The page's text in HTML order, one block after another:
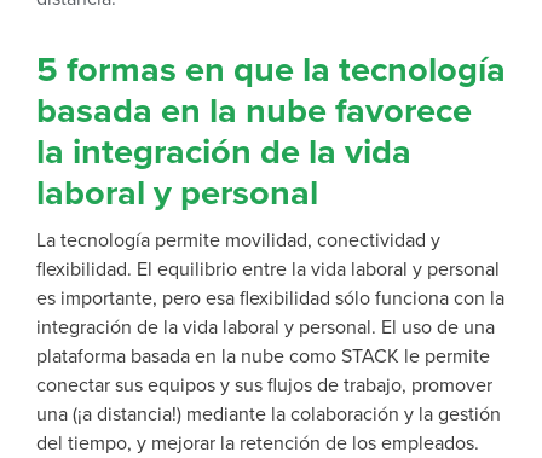
5 formas en que la tecnología
basada en la nube favorece
la integración de la vida
laboral y personal
La tecnología permite movilidad, conectividad y
flexibilidad. El equilibrio entre la vida laboral y personal
es importante, pero esa flexibilidad sólo funciona con la
integración de la vida laboral y personal. El uso de una
plataforma basada en la nube como STACK le permite
conectar sus equipos y sus flujos de trabajo, promover
una (¡a distancia!) mediante la colaboración y la gestión
del tiempo, y mejorar la retención de los empleados.